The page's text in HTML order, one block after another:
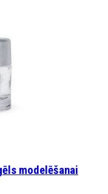
modelēšanai